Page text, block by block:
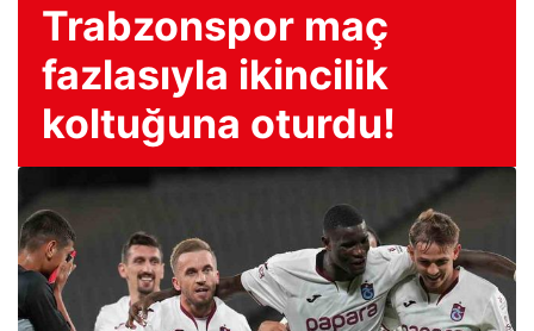
Trabzonspor maç
fazlasıyla ikincilik
koltuğuna oturdu!